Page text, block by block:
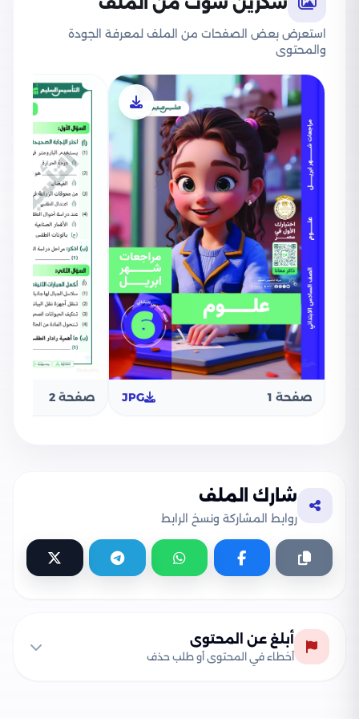
استعرض بعض الصفحات من الملف لمعرفة الجودة
والمحتوى
صفحة 1 JPG صفحة 2
شارك الملف
روابط المشاركة ونسخ الرابط
أبلغ عن المحتوى
أخطاء في المحتوى أو طلب حذف